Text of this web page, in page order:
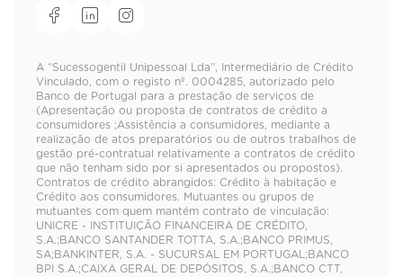
A “Sucessogentil Unipessoal Lda”, Intermediário de Crédito
Vinculado, com o registo nº. 0004285, autorizado pelo
Banco de Portugal para a prestação de serviços de
(Apresentação ou proposta de contratos de crédito a
consumidores ;Assistência a consumidores, mediante a
realização de atos preparatórios ou de outros trabalhos de
gestão pré-contratual relativamente a contratos de crédito
que não tenham sido por si apresentados ou propostos).
Contratos de crédito abrangidos: Crédito à habitação e
Crédito aos consumidores. Mutuantes ou grupos de
mutuantes com quem mantém contrato de vinculação:
UNICRE - INSTITUIÇÃO FINANCEIRA DE CRÉDITO,
S.A.;BANCO SANTANDER TOTTA, S.A.;BANCO PRIMUS,
SA;BANKINTER, S.A. - SUCURSAL EM PORTUGAL;BANCO
BPI S.A.;CAIXA GERAL DE DEPÓSITOS, S.A.;BANCO CTT,